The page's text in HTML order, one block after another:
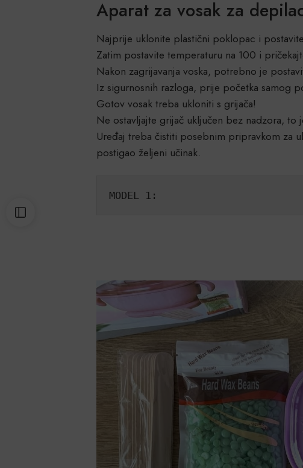
Aparat za vosak za
Najprije uklonite plastični poklopac i
Zatim postavite temperaturu na 100 i
Nakon zagrijavanja voska, potrebno je
Iz sigurnosnih razloga, prije početka samog
Gotov vosak treba ukloniti s grijača!
Ne ostavljajte grijač uključen bez nadzora,
Uređaj treba čistiti posebnim pripravkom za
postigao željeni učinak.
MODEL 1: